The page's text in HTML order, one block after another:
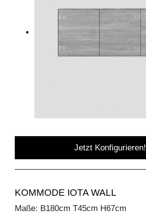
Jetzt Konfigurieren!
KOMMODE IOTA WALL
Maße: B180cm T45cm H67cm